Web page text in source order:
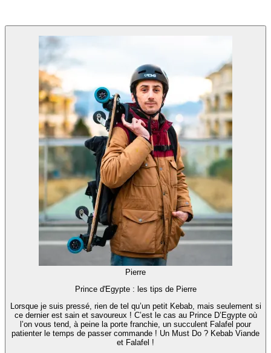
Pierre
Prince d'Egypte : les tips de Pierre
Lorsque je suis pressé, rien de tel qu’un petit Kebab, mais seulement si
ce dernier est sain et savoureux ! C’est le cas au Prince D’Egypte où
l’on vous tend, à peine la porte franchie, un succulent Falafel pour
patienter le temps de passer commande ! Un Must Do ? Kebab Viande
et Falafel !